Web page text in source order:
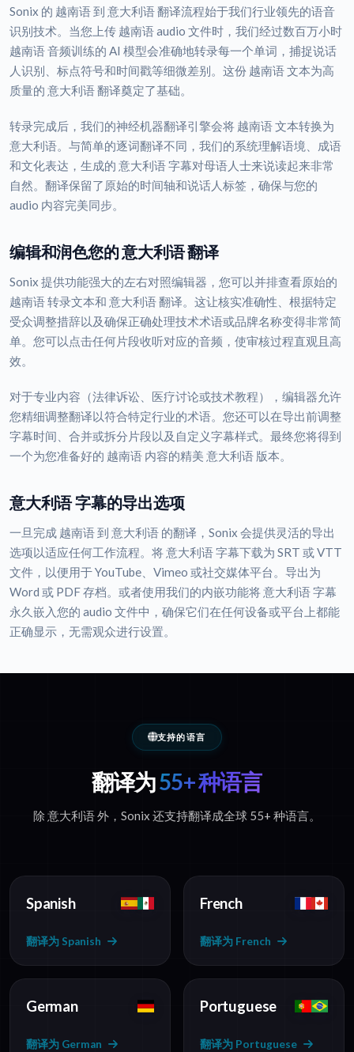
Sonix 的 越南语 到 意大利语 翻译流程始于我们行业领先的语音
识别技术。当您上传 越南语 audio 文件时，我们经过数百万小时
越南语 音频训练的 AI 模型会准确地转录每一个单词，捕捉说话
人识别、标点符号和时间戳等细微差别。这份 越南语 文本为高
质量的 意大利语 翻译奠定了基础。
转录完成后，我们的神经机器翻译引擎会将 越南语 文本转换为
意大利语。与简单的逐词翻译不同，我们的系统理解语境、成语
和文化表达，生成的 意大利语 字幕对母语人士来说读起来非常
自然。翻译保留了原始的时间轴和说话人标签，确保与您的
audio 内容完美同步。
编辑和润色您的 意大利语 翻译
Sonix 提供功能强大的左右对照编辑器，您可以并排查看原始的
越南语 转录文本和 意大利语 翻译。这让核实准确性、根据特定
受众调整措辞以及确保正确处理技术术语或品牌名称变得非常简
单。您可以点击任何片段收听对应的音频，使审核过程直观且高
效。
对于专业内容（法律诉讼、医疗讨论或技术教程），编辑器允许
您精细调整翻译以符合特定行业的术语。您还可以在导出前调整
字幕时间、合并或拆分片段以及自定义字幕样式。最终您将得到
一个为您准备好的 越南语 内容的精美 意大利语 版本。
意大利语 字幕的导出选项
一旦完成 越南语 到 意大利语 的翻译，Sonix 会提供灵活的导出
选项以适应任何工作流程。将 意大利语 字幕下载为 SRT 或 VTT
文件，以便用于 YouTube、Vimeo 或社交媒体平台。导出为
Word 或 PDF 存档。或者使用我们的内嵌功能将 意大利语 字幕
永久嵌入您的 audio 文件中，确保它们在任何设备或平台上都能
正确显示，无需观众进行设置。
支持的语言
翻译为55+ 种语言
除 意大利语 外，Sonix 还支持翻译成全球 55+ 种语言。
Spanish
翻译为 Spanish
French
翻译为 French
German
翻译为 German
Portuguese
翻译为 Portuguese